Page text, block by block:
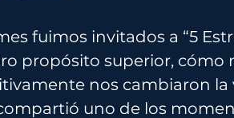
fuimos invitados a “5
propósito superior, cómo
nos cambiaron la
uno de los